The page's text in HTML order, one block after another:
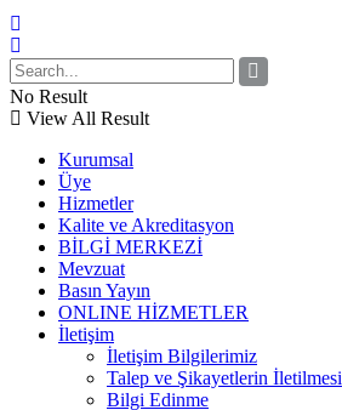
No Result
View All Result
Kurumsal
Üye
Hizmetler
Kalite ve Akreditasyon
BİLGİ MERKEZİ
Mevzuat
Basın Yayın
ONLINE HİZMETLER
İletişim
İletişim Bilgilerimiz
Talep ve Şikayetlerin İletilmesi
Bilgi Edinme